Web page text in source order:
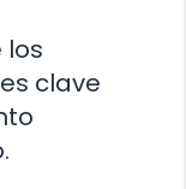
los
clave